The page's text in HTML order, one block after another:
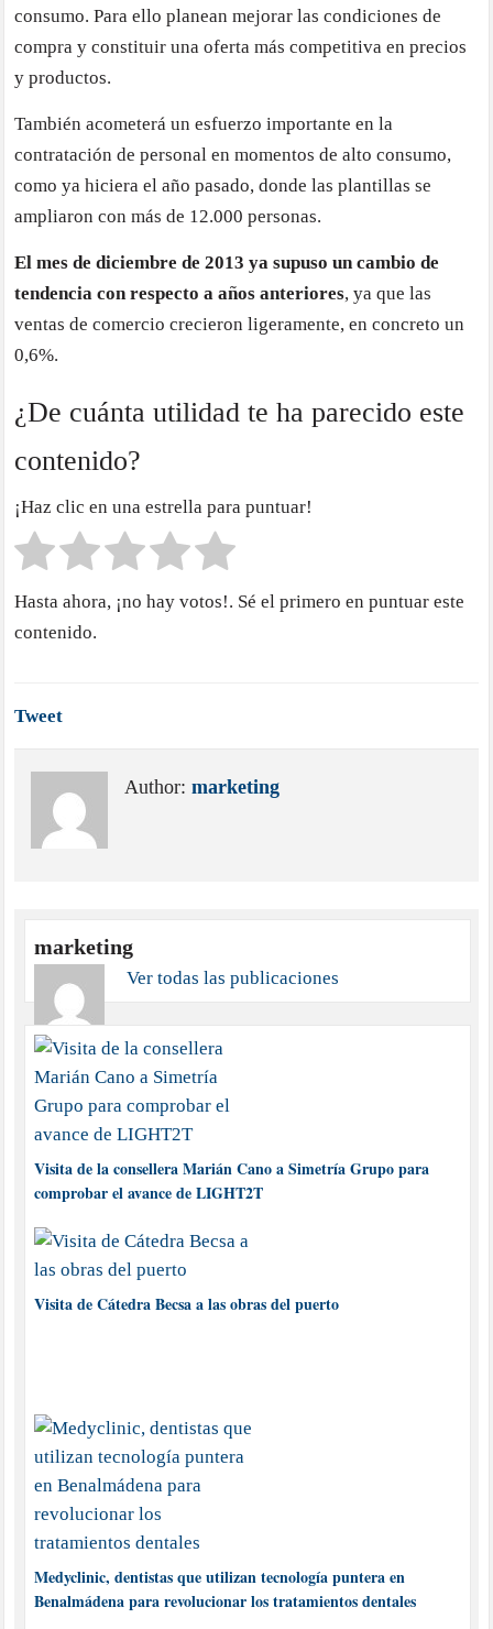
consumo. Para ello planean mejorar las condiciones de
compra y constituir una oferta más competitiva en precios
y productos.
También acometerá un esfuerzo importante en la
contratación de personal en momentos de alto consumo,
como ya hiciera el año pasado, donde las plantillas se
ampliaron con más de 12.000 personas.
El mes de diciembre de 2013 ya supuso un cambio de
tendencia con respecto a años anteriores, ya que las
ventas de comercio crecieron ligeramente, en concreto un
0,6%.
¿De cuánta utilidad te ha parecido este
contenido?
¡Haz clic en una estrella para puntuar!
Hasta ahora, ¡no hay votos!. Sé el primero en puntuar este
contenido.
Tweet
Author:marketing
marketing
Ver todas las publicaciones
Visita de la consellera Marián Cano a Simetría Grupo para
comprobar el avance de LIGHT2T
Visita de Cátedra Becsa a las obras del puerto
Medyclinic, dentistas que utilizan tecnología puntera en
Benalmádena para revolucionar los tratamientos dentales